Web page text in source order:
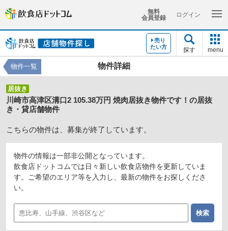
無料
会員登録
ログイン
売り
たい方
探す menu
物件詳細
物件一覧
居抜き
川崎市高津区溝口2 105.38万円 焼肉居抜き物件です！の居抜
き・貸店舗物件
こちらの物件は、募集が終了しています。
物件の情報は一部非公開となっています。
飲食店ドットコムでは日々新しい飲食店物件を更新していま
す。ご希望のエリア等を入力し、最新の物件をお探しくださ
い。